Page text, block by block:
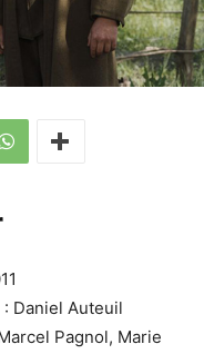
Daniel Auteuil
Pagnol, Marie